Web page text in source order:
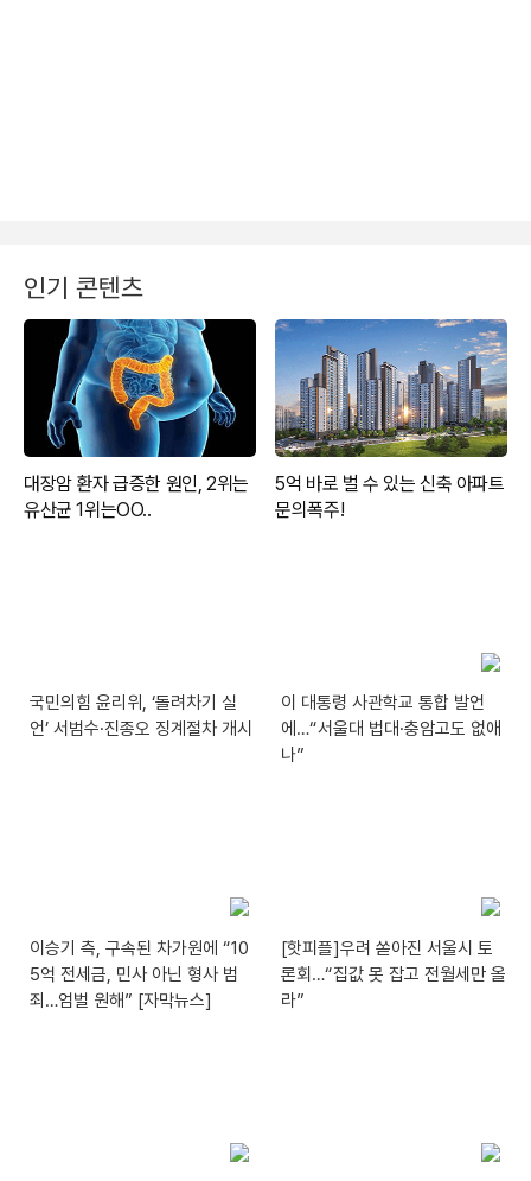
인기 콘텐츠
국민의힘 윤리위, ‘돌려차기 실
언’ 서범수·진종오 징계절차 개시
이 대통령 사관학교 통합 발언
에…“서울대 법대·충암고도 없애
나”
이승기 측, 구속된 차가원에 “10
5억 전세금, 민사 아닌 형사 범
죄…엄벌 원해” [자막뉴스]
[핫피플]우려 쏟아진 서울시 토
론회…“집값 못 잡고 전월세만 올
라”